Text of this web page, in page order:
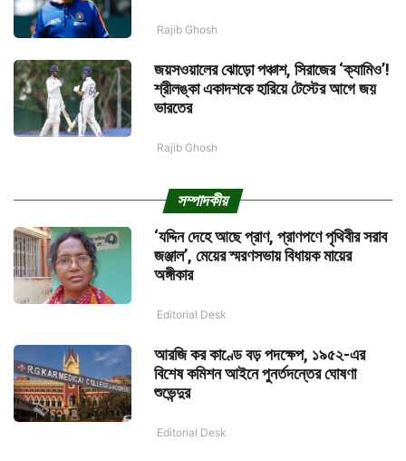
Rajib Ghosh
জয়সওয়ালের ঝোড়ো পঞ্চাশ, সিরাজের ‘ক্যামিও’!
শ্রীলঙ্কা একাদশকে হারিয়ে টেস্টের আগে জয়
ভারতের
Rajib Ghosh
সম্পাদকীয়
‘যদ্দিন দেহে আছে প্রাণ, প্রাণপণে পৃথিবীর সরাব
জঞ্জাল’, মেয়ের স্মরণসভায় বিধায়ক মায়ের
অঙ্গীকার
Editorial Desk
আরজি কর কাণ্ডে বড় পদক্ষেপ, ১৯৫২-এর
বিশেষ কমিশন আইনে পুনর্তদন্তের ঘোষণা
শুভেন্দুর
Editorial Desk